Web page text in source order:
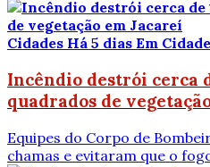
Cidades Há 5 dias Em
Incêndio destrói cerca
quadrados de
Equipes do Corpo de
chamas e evitaram que o